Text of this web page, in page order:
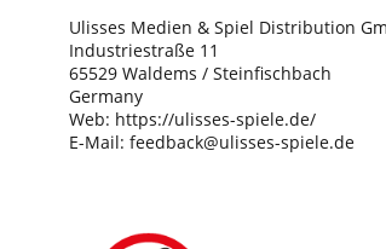
Ulisses Medien & Spiel Distribution
Industriestraße 11
65529 Waldems / Steinfischbach
Germany
Web: https://ulisses-spiele.de/
E-Mail: feedback@ulisses-spiele.de